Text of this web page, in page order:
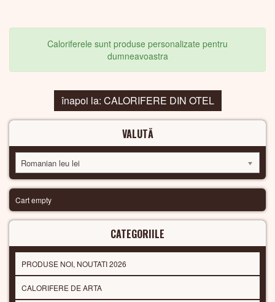
Caloriferele sunt produse personalizate pentru
dumneavoastra
înapoi la: CALORIFERE DIN OTEL
VALUTĂ
Romanian leu lei
Cart empty
CATEGORIILE
PRODUSE NOI, NOUTATI 2026
CALORIFERE DE ARTA